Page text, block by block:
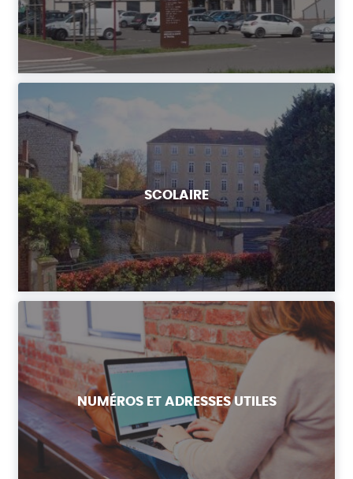
SCOLAIRE
NUMÉROS ET ADRESSES UTILES